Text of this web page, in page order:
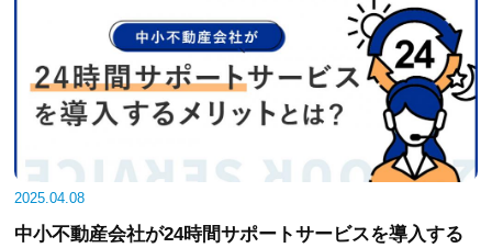
う。事務所要件の詳細や、適切なレンタルオフィスの選び方など、成
功へのポイントを網羅的にご紹介します。
2025.04.08
中小不動産会社が24時間サポートサービスを導入する